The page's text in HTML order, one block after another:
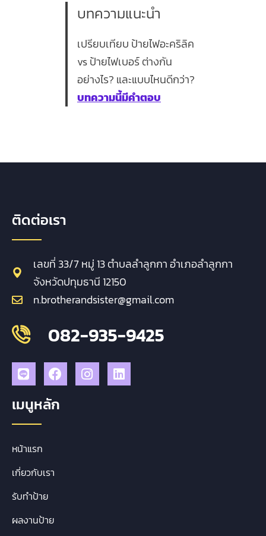
บทความแนะนำ
เปรียบเทียบ ป้ายไฟอะคริลิค
vs ป้ายไฟเบอร์ ต่างกัน
อย่างไร? และแบบไหนดีกว่า?
บทความนี้มีคำตอบ
ติดต่อเรา
เลขที่ 33/7 หมู่ 13 ตำบลลำลูกกา อำเภอลำลูกกา
จังหวัดปทุมธานี 12150
n.brotherandsister@gmail.com
082-935-9425
เมนูหลัก
หน้าแรก
เกี่ยวกับเรา
รับทำป้าย
ผลงานป้าย